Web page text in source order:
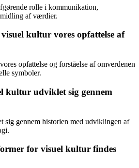
rolle i kommunikation,
af værdier.
kultur vores opfattelse af
opfattelse og forståelse af omverdenen
symboler.
kultur udviklet sig gennem
sig gennem historien med udviklingen af
for visuel kultur findes